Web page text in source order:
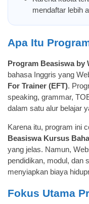
mendaftar lebih
Apa Itu
Program Beasiswa by
bahasa Inggris yang
For Trainer (EFT).
speaking, grammar,
dalam satu alur belajar
Karena itu, program ini
Beasiswa Kursus
yang jelas. Namun,
pendidikan, modul, dan
menyiapkan biaya
Fokus Utama